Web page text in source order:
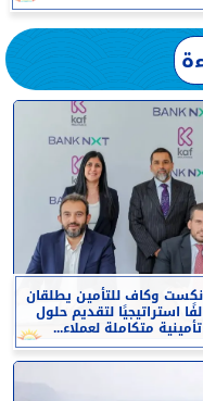
وكاف للتأمين يطلقان
استراتيجيًا لتقديم حلول
تأمينية متكاملة لعملاء...